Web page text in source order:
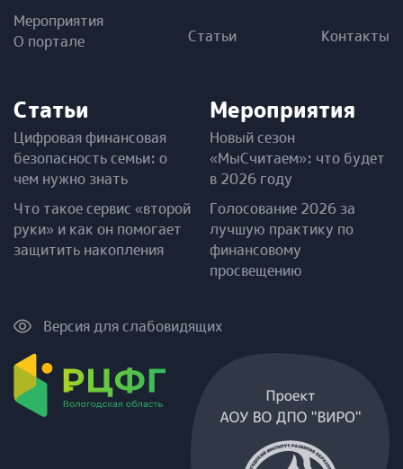
Мероприятия
О портале
Статьи Контакты
Статьи
Цифровая финансовая
безопасность семьи: о
чем нужно знать
Что такое сервис «второй
руки» и как он помогает
защитить накопления
Мероприятия
Новый сезон
«МыСчитаем»: что будет
в 2026 году
Голосование 2026 за
лучшую практику по
финансовому
просвещению
Версия для слабовидящих